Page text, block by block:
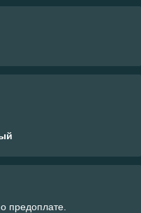
предоплате.